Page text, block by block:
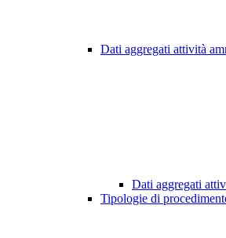
Dati aggregati attività
Dati aggregati
Tipologie di